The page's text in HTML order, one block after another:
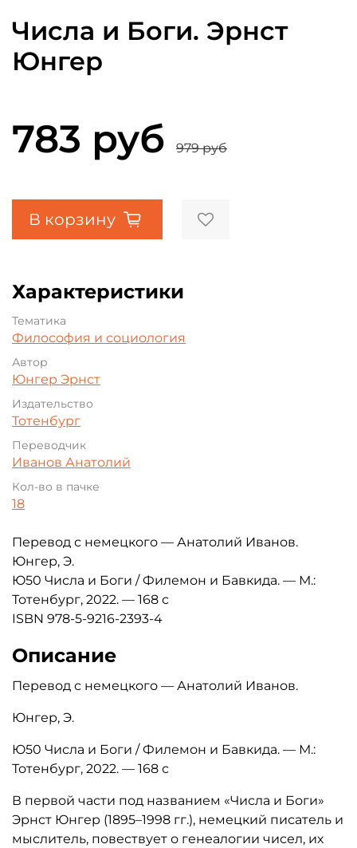
Числа и Боги. Эрнст
Юнгер
783 руб 979 руб
В корзину
Характеристики
Тематика
Философия и социология
Автор
Юнгер Эрнст
Издательство
Тотенбург
Переводчик
Иванов Анатолий
Кол-во в пачке
18
Перевод с немецкого — Анатолий Иванов.
Юнгер, Э.
Ю50 Числа и Боги / Филемон и Бавкида. — М.:
Тотенбург, 2022. — 168 с
ISBN 978-5-9216-2393-4
Описание
Перевод с немецкого — Анатолий Иванов.
Юнгер, Э.
Ю50 Числа и Боги / Филемон и Бавкида. — М.:
Тотенбург, 2022. — 168 с
В первой части под названием «Числа и Боги»
Эрнст Юнгер (1895–1998 гг.), немецкий писатель и
мыслитель, повествует о генеалогии чисел, их